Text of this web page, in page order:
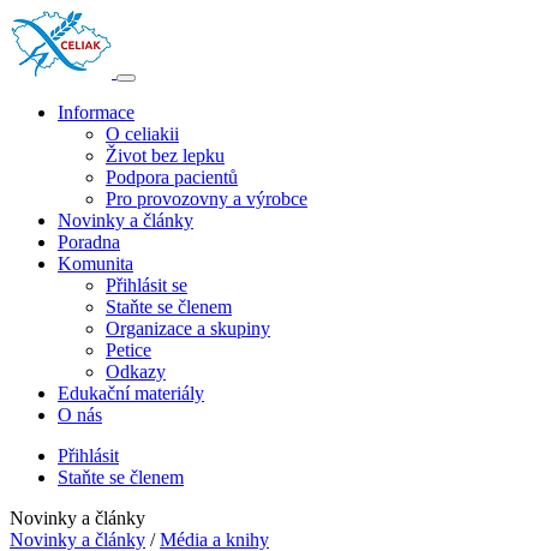
Informace
O celiakii
Život bez lepku
Podpora pacientů
Pro provozovny a výrobce
Novinky a články
Poradna
Komunita
Přihlásit se
Staňte se členem
Organizace a skupiny
Petice
Odkazy
Edukační materiály
O nás
Přihlásit
Staňte se členem
Novinky a články
Novinky a články / Média a knihy